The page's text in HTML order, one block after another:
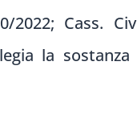
2022; Cass.
la